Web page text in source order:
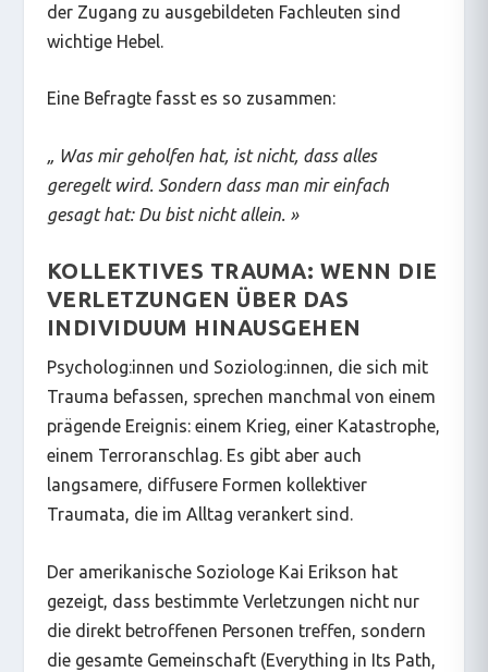
der Zugang zu ausgebildeten Fachleuten sind
wichtige Hebel.
Eine Befragte fasst es so zusammen:
„ Was mir geholfen hat, ist nicht, dass alles
geregelt wird. Sondern dass man mir einfach
gesagt hat: Du bist nicht allein. »
KOLLEKTIVES TRAUMA: WENN DIE
VERLETZUNGEN ÜBER DAS
INDIVIDUUM HINAUSGEHEN
Psycholog:innen und Soziolog:innen, die sich mit
Trauma befassen, sprechen manchmal von einem
prägende Ereignis: einem Krieg, einer Katastrophe,
einem Terroranschlag. Es gibt aber auch
langsamere, diffusere Formen kollektiver
Traumata, die im Alltag verankert sind.
Der amerikanische Soziologe Kai Erikson hat
gezeigt, dass bestimmte Verletzungen nicht nur
die direkt betroffenen Personen treffen, sondern
die gesamte Gemeinschaft (Everything in Its Path,